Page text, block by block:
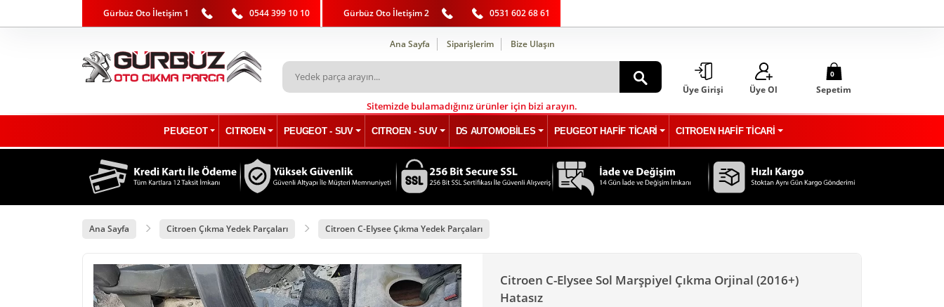
Gürbüz Oto İletişim 1 0544 399 10 10 Gürbüz Oto İletişim 2 0531 602 68 61
Ana Sayfa Siparişlerim Bize Ulaşın
Sitemizde bulamadığınız ürünler için bizi arayın.
Üye Girişi Üye Ol
0
Sepetim
PEUGEOT CITROEN PEUGEOT - SUV CITROEN - SUV DS AUTOMOBİLES PEUGEOT HAFİF TİCARİ CITROEN HAFİF TİCARİ
Ana Sayfa Citroen Çıkma Yedek Parçaları Citroen C-Elysee Çıkma Yedek Parçaları
Citroen C-Elysee Sol Marşpiyel Çıkma Orjinal (2016+)
Hatasız